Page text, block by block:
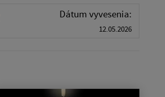
Dátum vyvesenia:
12.05.2026